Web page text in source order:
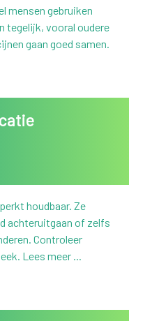
mensen gebruiken
tegelijk, vooral oudere
gaan goed samen.
houdbaar. Ze
achteruitgaan of zelfs
Controleer
Lees meer ...